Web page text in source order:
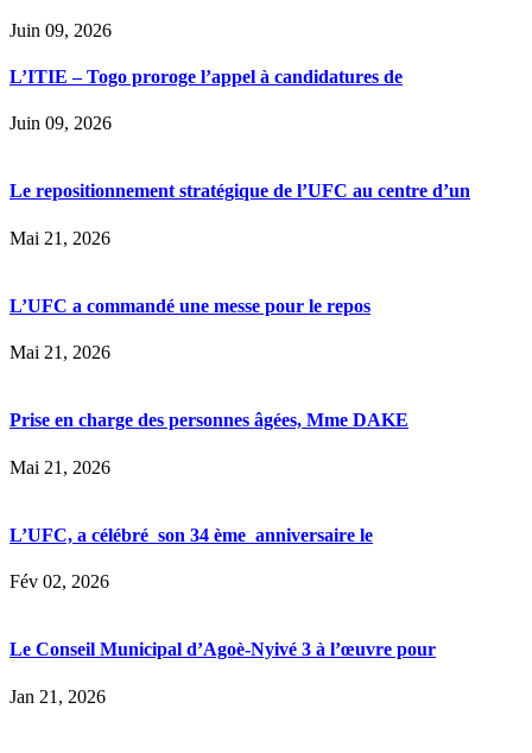
Juin 09, 2026
L’ITIE – Togo proroge l’appel à candidatures de
Juin 09, 2026
Le repositionnement stratégique de l’UFC au centre d’un
Mai 21, 2026
L’UFC a commandé une messe pour le repos
Mai 21, 2026
Prise en charge des personnes âgées, Mme DAKE
Mai 21, 2026
L’UFC, a célébré son 34 ème anniversaire le
Fév 02, 2026
Le Conseil Municipal d’Agoè-Nyivé 3 à l’œuvre pour
Jan 21, 2026